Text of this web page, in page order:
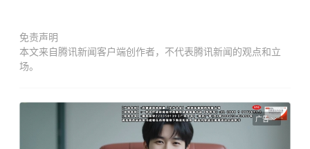
免责声明
本文来自腾讯新闻客户端创作者，不代表腾讯新闻的观点和立
场。
广告